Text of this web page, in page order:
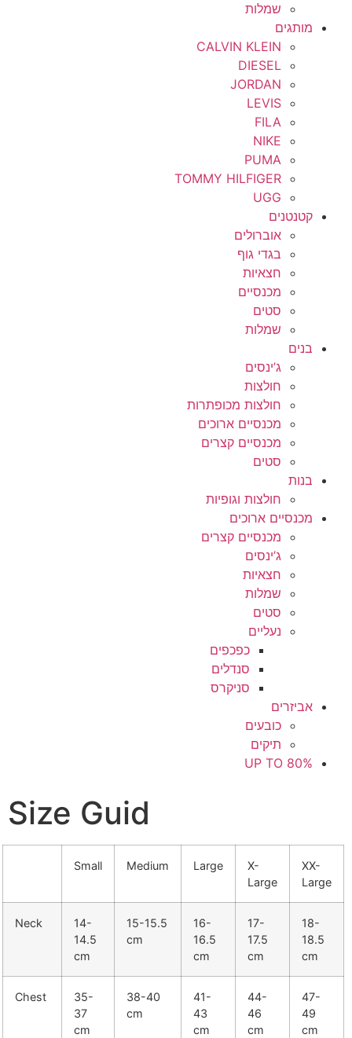
שמלות
מותגים
CALVIN KLEIN
DIESEL
JORDAN
LEVIS
FILA
NIKE
PUMA
TOMMY HILFIGER
UGG
קטנטנים
אוברולים
בגדי גוף
חצאיות
מכנסיים
סטים
שמלות
בנים
ג’ינסים
חולצות
חולצות מכופתרות
מכנסיים ארוכים
מכנסיים קצרים
סטים
בנות
חולצות וגופיות
מכנסיים ארוכים
מכנסיים קצרים
ג’ינסים
חצאיות
שמלות
סטים
נעליים
כפכפים
סנדלים
סניקרס
אביזרים
כובעים
תיקים
UP TO 80%
Size Guid
Small Medium Large
X-
Large
XX-
Large
Neck
14-
14.5
cm
15-15.5
cm
16-
16.5
cm
17-
17.5
cm
18-
18.5
cm
Chest
35-
37
cm
38-40
cm
41-
43
cm
44-
46
cm
47-
49
cm